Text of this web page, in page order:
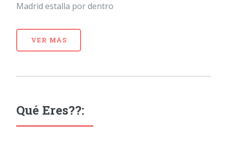
Madrid estalla por dentro
VER MÁS
Qué Eres??: